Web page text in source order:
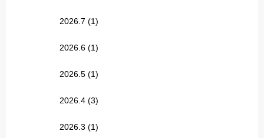
2026.7 (1)
2026.6 (1)
2026.5 (1)
2026.4 (3)
2026.3 (1)